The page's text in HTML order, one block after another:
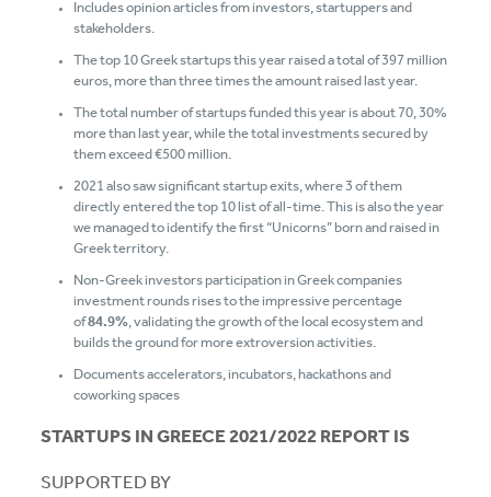
Includes opinion articles from investors, startuppers and
stakeholders.
The top 10 Greek startups this year raised a total of 397 million
euros, more than three times the amount raised last year.
The total number of startups funded this year is about 70, 30%
more than last year, while the total investments secured by
them exceed €500 million.
2021 also saw significant startup exits, where 3 of them
directly entered the top 10 list of all-time. This is also the year
we managed to identify the first “Unicorns” born and raised in
Greek territory.
Non-Greek investors participation in Greek companies
investment rounds rises to the impressive percentage
of84.9%, validating the growth of the local ecosystem and
builds the ground for more extroversion activities.
Documents accelerators, incubators, hackathons and
coworking spaces
STARTUPS IN GREECE 2021/2022 REPORT IS
SUPPORTED BY